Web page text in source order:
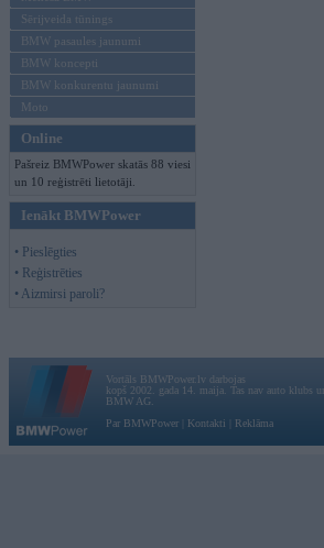
Sērijveida tūnings
BMW pasaules jaunumi
BMW koncepti
BMW konkurentu jaunumi
Moto
Online
Pašreiz BMWPower skatās 88 viesi
un 10 reģistrēti lietotāji.
Ienākt BMWPower
• Pieslēgties
• Reģistrēties
• Aizmirsi paroli?
Vortāls BMWPower.lv darbojas
kopš 2002. gada 14. maija. Tas nav auto klubs
BMW AG.
Par BMWPower
Kontakti Reklāma